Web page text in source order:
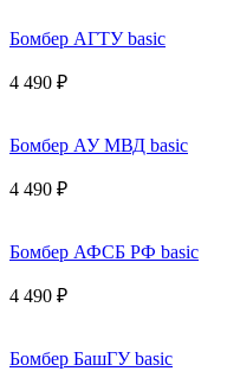
Бомбер АГТУ basic
4 490 ₽
Бомбер АУ МВД basic
4 490 ₽
Бомбер АФСБ РФ basic
4 490 ₽
Бомбер БашГУ basic